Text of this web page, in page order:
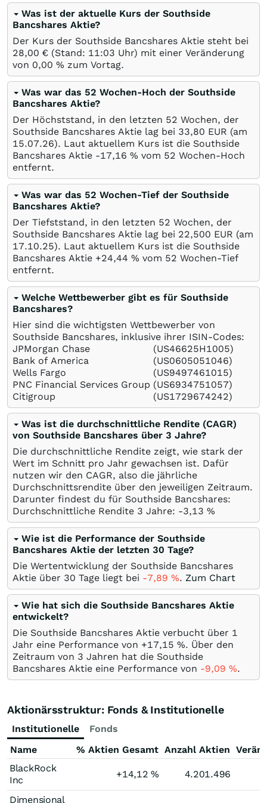
Was ist der aktuelle Kurs der Southside
Bancshares Aktie?
Der Kurs der Southside Bancshares Aktie steht bei
28,00 € (Stand: 11:03 Uhr) mit einer Veränderung
von 0,00 % zum Vortag.
Was war das 52 Wochen-Hoch der Southside
Bancshares Aktie?
Der Höchststand, in den letzten 52 Wochen, der
Southside Bancshares Aktie lag bei 33,80 EUR (am
15.07.26). Laut aktuellem Kurs ist die Southside
Bancshares Aktie -17,16 % vom 52 Wochen-Hoch
entfernt.
Was war das 52 Wochen-Tief der Southside
Bancshares Aktie?
Der Tiefststand, in den letzten 52 Wochen, der
Southside Bancshares Aktie lag bei 22,500 EUR (am
17.10.25). Laut aktuellem Kurs ist die Southside
Bancshares Aktie +24,44 % vom 52 Wochen-Tief
entfernt.
Welche Wettbewerber gibt es für Southside
Bancshares?
Hier sind die wichtigsten Wettbewerber von
Southside Bancshares, inklusive ihrer ISIN-Codes:
JPMorgan Chase
(US46625H1005)
Bank of America
(US0605051046)
Wells Fargo
(US9497461015)
PNC Financial Services Group (US6934751057)
Citigroup
(US1729674242)
Was ist die durchschnittliche Rendite (CAGR)
von Southside Bancshares über 3 Jahre?
Die durchschnittliche Rendite zeigt, wie stark der
Wert im Schnitt pro Jahr gewachsen ist. Dafür
nutzen wir den CAGR, also die jährliche
Durchschnittsrendite über den jeweiligen Zeitraum.
Darunter findest du für Southside Bancshares:
Durchschnittliche Rendite 3 Jahre: -3,13 %
Wie ist die Performance der Southside
Bancshares Aktie der letzten 30 Tage?
Die Wertentwicklung der Southside Bancshares
Aktie über 30 Tage liegt bei -7,89 %. Zum Chart
Wie hat sich die Southside Bancshares Aktie
entwickelt?
Die Southside Bancshares Aktie verbucht über 1
Jahr eine Performance von +17,15 %. Über den
Zeitraum von 3 Jahren hat die Southside
Bancshares Aktie eine Performance von -9,09 %.
Aktionärsstruktur: Fonds & Institutionelle
Institutionelle
Fonds
Name
% Aktien Gesamt Anzahl Aktien
BlackRock
Inc
+14,12% 4.201.496
Dimensional